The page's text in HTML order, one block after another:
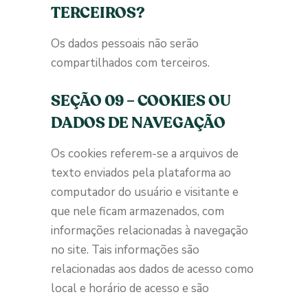
TERCEIROS?
Os dados pessoais não serão
compartilhados com terceiros.
SEÇÃO 09 – COOKIES OU
DADOS DE NAVEGAÇÃO
Os cookies referem-se a arquivos de
texto enviados pela plataforma ao
computador do usuário e visitante e
que nele ficam armazenados, com
informações relacionadas à navegação
no site. Tais informações são
relacionadas aos dados de acesso como
local e horário de acesso e são